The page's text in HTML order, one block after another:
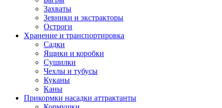
Захваты
Зевники и экстракторы
Остроги
Хранение и транспортировка
Садки
Ящики и коробки
Сушилки
Чехлы и тубусы
Куканы
Каны
Прикормки насадки аттрактанты